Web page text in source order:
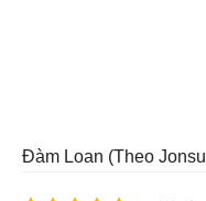
Đàm Loan (Theo